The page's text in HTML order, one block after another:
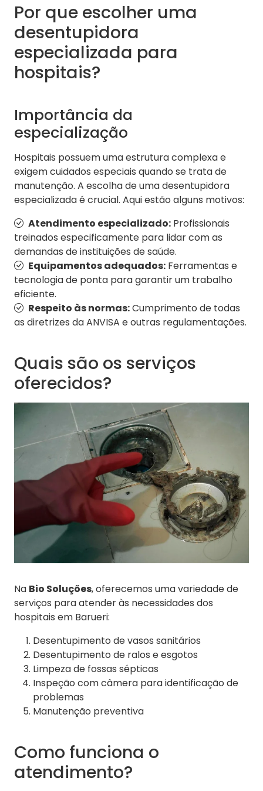
Por que escolher uma
desentupidora
especializada para
hospitais?
Importância da
especialização
Hospitais possuem uma estrutura complexa e
exigem cuidados especiais quando se trata de
manutenção. A escolha de uma desentupidora
especializada é crucial. Aqui estão alguns motivos:
Atendimento especializado: Profissionais
treinados especificamente para lidar com as
demandas de instituições de saúde.
Equipamentos adequados: Ferramentas e
tecnologia de ponta para garantir um trabalho
eficiente.
Respeito às normas:Cumprimento de todas
as diretrizes da ANVISA e outras regulamentações.
Quais são os serviços
oferecidos?
Na Bio Soluções, oferecemos uma variedade de
serviços para atender às necessidades dos
hospitais em Barueri:
Desentupimento de vasos sanitários
Desentupimento de ralos e esgotos
Limpeza de fossas sépticas
Inspeção com câmera para identificação de
problemas
Manutenção preventiva
Como funciona o
atendimento?